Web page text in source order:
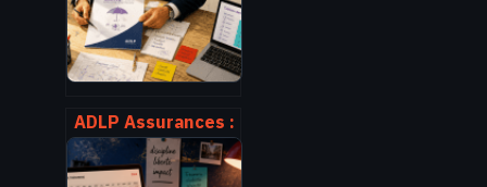
ADLP Assurances :
pourquoi le
contrat SantéFlex